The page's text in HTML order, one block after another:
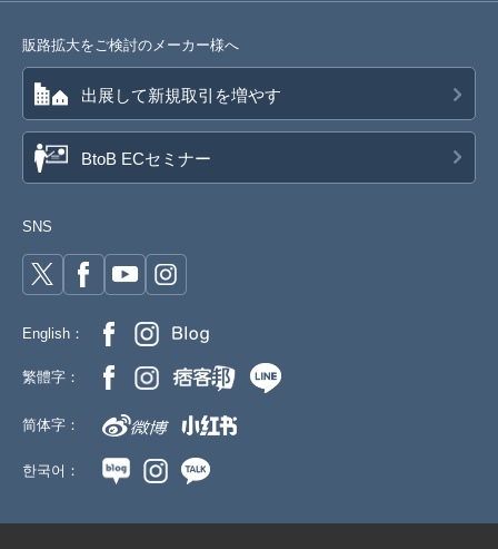
販路拡大をご検討のメーカー様へ
出展して新規取引を増やす
BtoB ECセミナー
SNS
English：
繁體字：
简体字：
한국어：